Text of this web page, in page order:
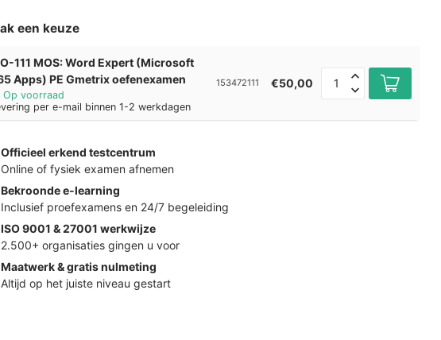
een keuze
111 MOS: Word Expert (Microsoft
Apps) PE Gmetrix oefenexamen
Op voorraad
per e-mail binnen 1-2 werkdagen
153472111 €50,00
Officieel erkend testcentrum
Online of fysiek examen afnemen
Bekroonde e-learning
Inclusief proefexamens en 24/7 begeleiding
ISO 9001 & 27001 werkwijze
2.500+ organisaties gingen u voor
Maatwerk & gratis nulmeting
Altijd op het juiste niveau gestart